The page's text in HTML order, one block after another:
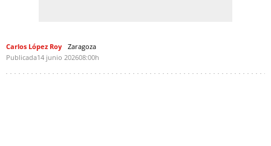
Carlos López Roy
Zaragoza
Publicada14 junio 202608:00h